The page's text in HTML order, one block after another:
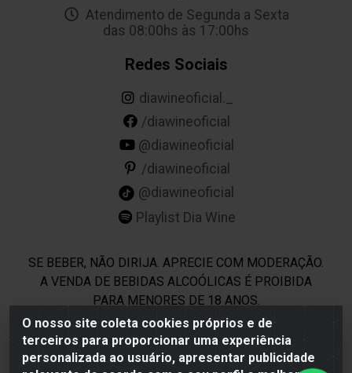
O nosso site coleta cookies próprios e de
terceiros para proporcionar uma experiência
personalizada ao usuário, apresentar publicidade
Atendimento de Segunda a Sexta
das 08:00hs às 17:00hs
Redes Sociais
diawineoficial._
/diawineoficial
@diawineoficial
/diawineoficial
@diawineoficial
Playlist Dia Wine
SE BEBER, NÃO DIRIJA. APRECIE COM MODERAÇÃO.
A VENDA DE BEBIDAS ALCOÓLICAS É PROIBIDA
PARA MENORES DE 18 ANOS.
Dia Wine - Rodovia BR 232 KM 22,5 - Moreno/PE - CEP
54800-000 - CNPJ 69.944.973/0001-85